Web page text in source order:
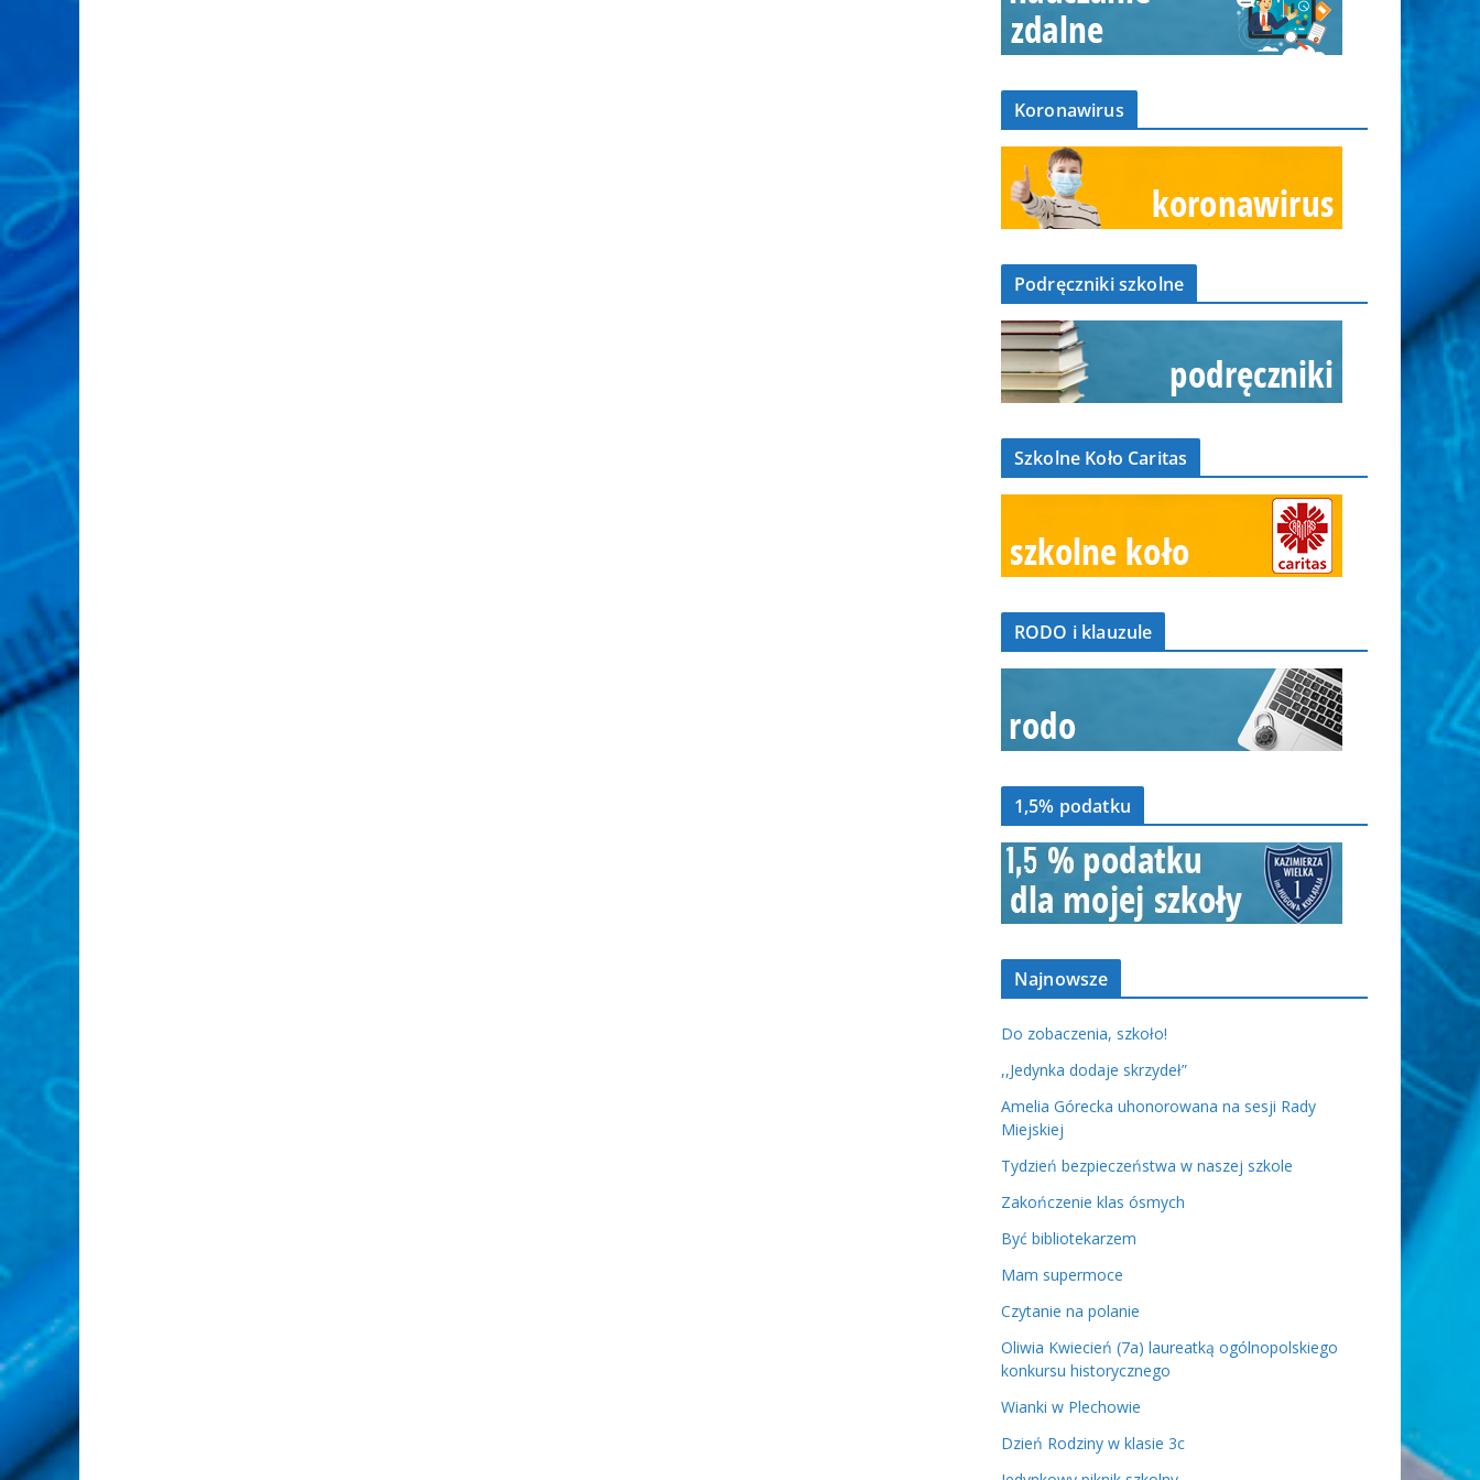
Koronawirus
Podręczniki szkolne
Szkolne Koło Caritas
RODO i klauzule
1,5% podatku
Najnowsze
Do zobaczenia, szkoło!
,,Jedynka dodaje skrzydeł”
Amelia Górecka uhonorowana na sesji Rady
Miejskiej
Tydzień bezpieczeństwa w naszej szkole
Zakończenie klas ósmych
Być bibliotekarzem
Mam supermoce
Czytanie na polanie
Oliwia Kwiecień (7a) laureatką ogólnopolskiego
konkursu historycznego
Wianki w Plechowie
Dzień Rodziny w klasie 3c